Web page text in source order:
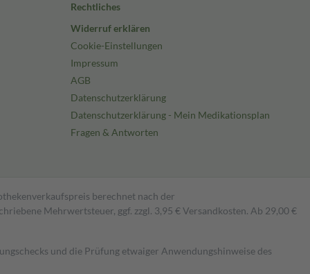
Rechtliches
Widerruf erklären
Cookie-Einstellungen
Impressum
AGB
Datenschutzerklärung
Datenschutzerklärung - Mein Medikationsplan
Fragen & Antworten
berechnet nach der
Mehrwertsteuer, ggf. zzgl. 3,95 € Versandkosten. Ab 29,00 €
und die Prüfung etwaiger Anwendungshinweise des